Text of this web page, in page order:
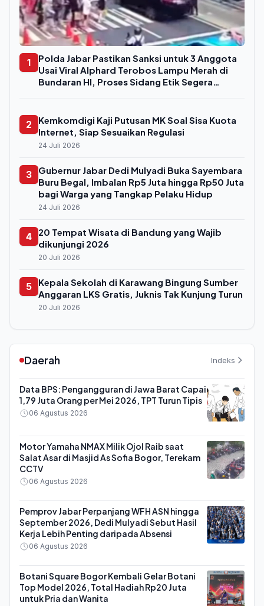
1
Polda Jabar Pastikan Sanksi untuk 3 Anggota
Usai Viral Alphard Terobos Lampu Merah di
Bundaran HI, Proses Sidang Etik Segera
2
Kemkomdigi Kaji Putusan MK Soal Sisa Kuota
Internet, Siap Sesuaikan Regulasi
24 Juli 2026
3
Gubernur Jabar Dedi Mulyadi Buka Sayembara
Buru Begal, Imbalan Rp5 Juta hingga Rp50 Juta
bagi Warga yang Tangkap Pelaku Hidup
24 Juli 2026
4
20 Tempat Wisata di Bandung yang Wajib
dikunjungi 2026
20 Juli 2026
5
Kepala Sekolah di Karawang Bingung Sumber
Anggaran LKS Gratis, Juknis Tak Kunjung Turun
20 Juli 2026
Daerah Indeks
Data BPS: Pengangguran di Jawa Barat Capai
1,79 Juta Orang per Mei 2026, TPT Turun Tipis
06 Agustus 2026
Motor Yamaha NMAX Milik Ojol Raib saat
Salat Asar di Masjid As Sofia Bogor, Terekam
CCTV
06 Agustus 2026
Pemprov Jabar Perpanjang WFH ASN hingga
September 2026, Dedi Mulyadi Sebut Hasil
Kerja Lebih Penting daripada Absensi
06 Agustus 2026
Botani Square Bogor Kembali Gelar Botani
Top Model 2026, Total Hadiah Rp20 Juta
untuk Pria dan Wanita